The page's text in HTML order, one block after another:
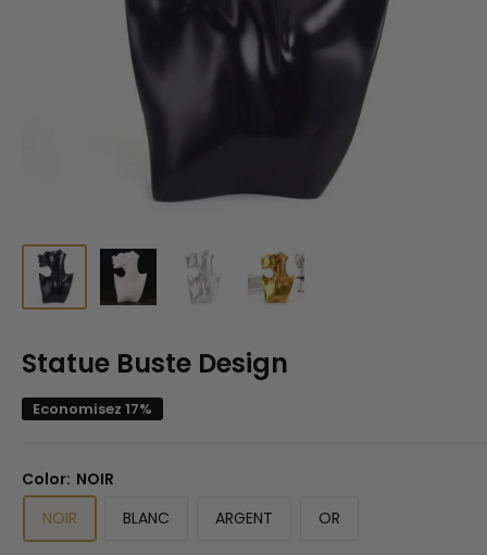
Statue Buste Design
Economisez 17%
Color: NOIR
NOIR
BLANC ARGENT OR